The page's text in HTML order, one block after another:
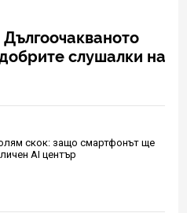
слушалки на
скок: защо смартфонът ще
AI център